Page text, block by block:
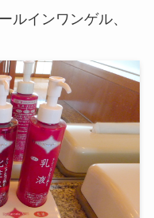
ルインワンゲル、